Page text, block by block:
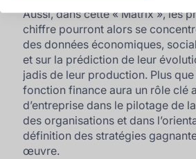
Aussi, dans cette « Matrix », les
chiffre pourront alors se
des données économiques,
et sur la prédiction de leur
jadis de leur production. Plus que
fonction finance aura un rôle clé
d’entreprise dans le pilotage de
des organisations et dans
définition des stratégies
œuvre.